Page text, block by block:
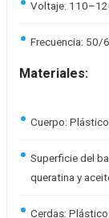
Voltaje:
Frecuencia: 50/
Materiales:
Cuerpo:
Superficie del
queratina y
Cerdas: